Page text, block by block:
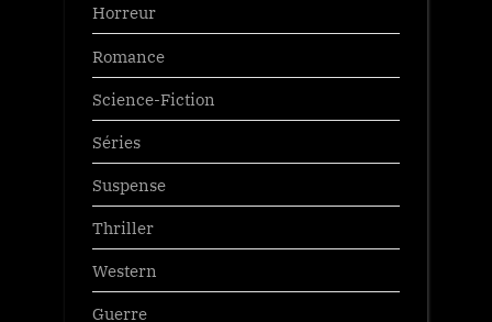
Horreur
Romance
Science-Fiction
Séries
Suspense
Thriller
Western
Guerre